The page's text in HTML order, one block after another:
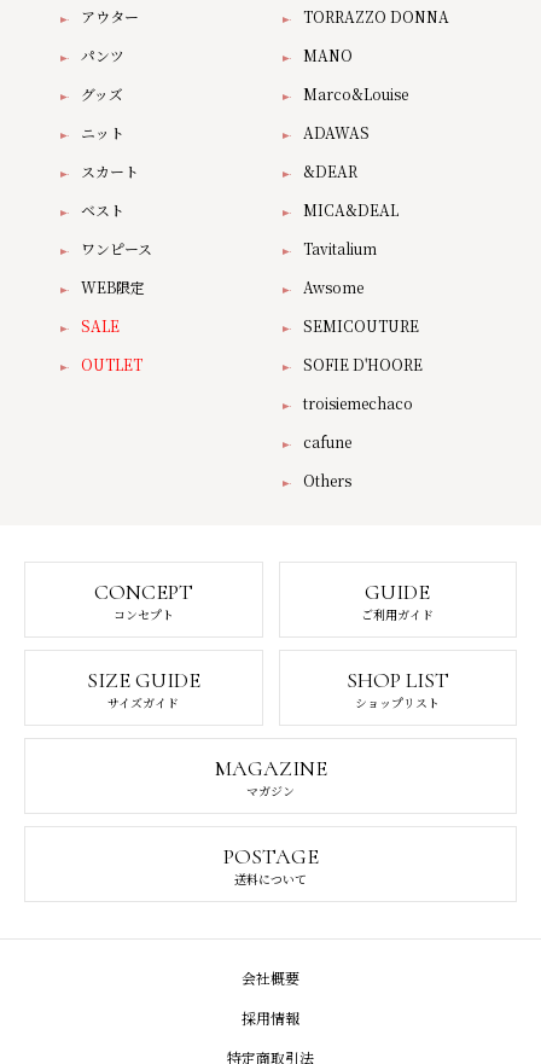
アウター
パンツ
グッズ
ニット
スカート
ベスト
ワンピース
WEB限定
SALE
OUTLET
TORRAZZO DONNA
MANO
Marco&Louise
ADAWAS
&DEAR
MICA&DEAL
Tavitalium
Awsome
SEMICOUTURE
SOFIE D'HOORE
troisiemechaco
cafune
Others
CONCEPT
コンセプト
GUIDE
ご利用ガイド
SIZE GUIDE
サイズガイド
SHOP LIST
ショップリスト
MAGAZINE
マガジン
POSTAGE
送料について
会社概要
採用情報
特定商取引法